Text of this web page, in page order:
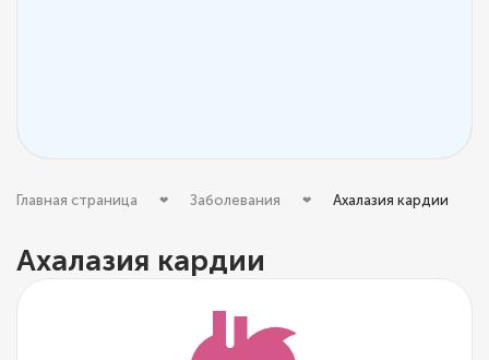
Главная страница Заболевания Ахалазия кардии
Ахалазия кардии